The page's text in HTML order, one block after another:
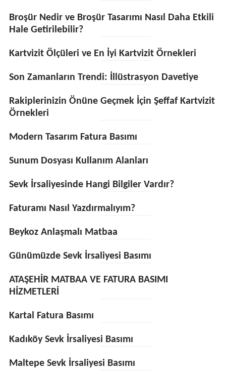
Broşür Nedir ve Broşür Tasarımı Nasıl Daha Etkili
Hale Getirilebilir?
Kartvizit Ölçüleri ve En İyi Kartvizit Örnekleri
Son Zamanların Trendi: İllüstrasyon Davetiye
Rakiplerinizin Önüne Geçmek İçin Şeffaf Kartvizit
Örnekleri
Modern Tasarım Fatura Basımı
Sunum Dosyası Kullanım Alanları
Sevk İrsaliyesinde Hangi Bilgiler Vardır?
Faturamı Nasıl Yazdırmalıyım?
Beykoz Anlaşmalı Matbaa
Günümüzde Sevk İrsaliyesi Basımı
ATAŞEHİR MATBAA VE FATURA BASIMI
HİZMETLERİ
Kartal Fatura Basımı
Kadıköy Sevk İrsaliyesi Basımı
Maltepe Sevk İrsaliyesi Basımı